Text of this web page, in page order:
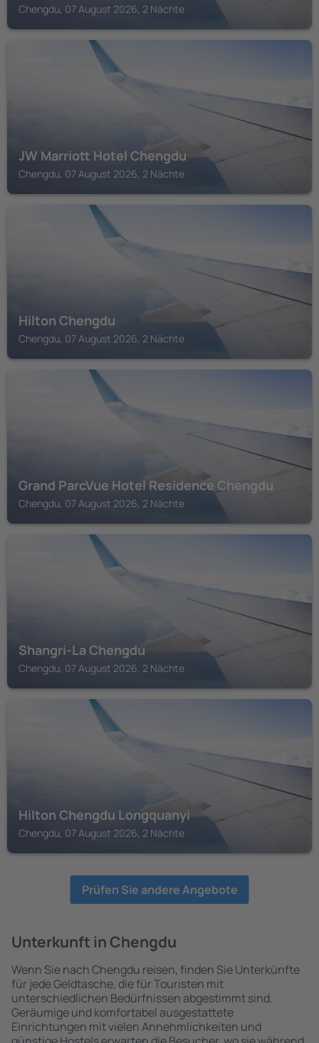
Chengdu, 07 August 2026, 2 Nächte
JW Marriott Hotel Chengdu
Chengdu, 07 August 2026, 2 Nächte
Hilton Chengdu
Chengdu, 07 August 2026, 2 Nächte
Grand ParcVue Hotel Residence Chengdu
Chengdu, 07 August 2026, 2 Nächte
Shangri-La Chengdu
Chengdu, 07 August 2026, 2 Nächte
Hilton Chengdu Longquanyi
Chengdu, 07 August 2026, 2 Nächte
Prüfen Sie andere Angebote
Unterkunft in Chengdu
Wenn Sie nach Chengdu reisen, finden Sie Unterkünfte
für jede Geldtasche, die für Touristen mit
unterschiedlichen Bedürfnissen abgestimmt sind.
Geräumige und komfortabel ausgestattete
Einrichtungen mit vielen Annehmlichkeiten und